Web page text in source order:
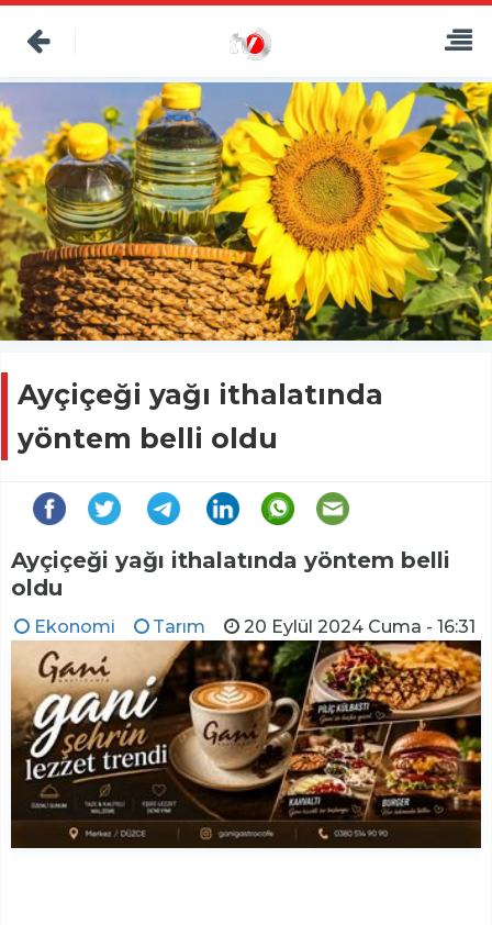
Ayçiçeği yağı ithalatında
yöntem belli oldu
Ayçiçeği yağı ithalatında yöntem belli
oldu
Ekonomi Tarım 20 Eylül 2024 Cuma - 16:31